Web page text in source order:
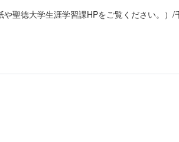
聖徳大学生涯学習課HPをご覧ください。）/